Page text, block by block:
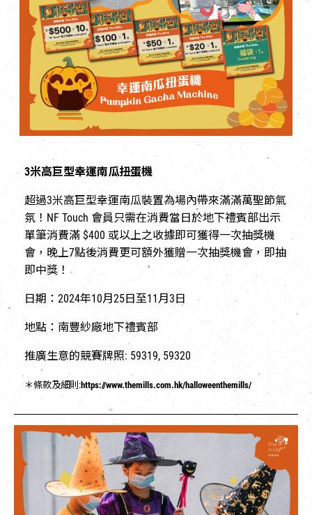
3米高巨型幸運南瓜扭蛋機
超過3米高巨型幸運南瓜裝置為場內帶來滿滿萬聖節氣
氛！NF Touch 會員只需在消費當日於地下禮賓部出示
單筆消費滿 $400 或以上之收據即可獲得一次抽獎機
會，晚上7點後消費更可額外獲贈一次抽獎機會，即抽
即中獎！
日期：2024年10月25日至11月3日
地點：南豐紗廠地下禮賓部
推廣生意的競賽牌照: 59319, 59320
＊條款及細則:https://www.themills.com.hk/halloweenthemills/